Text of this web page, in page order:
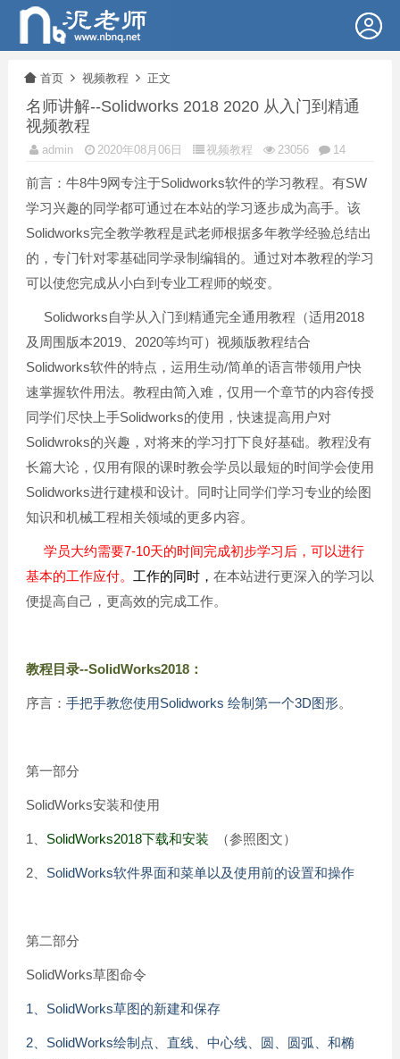
首页 视频教程 正文
名师讲解--Solidworks 2018 2020 从入门到精通
视频教程
admin 2020年08月06日 视频教程 23056 14
前言：牛8牛9网专注于Solidworks软件的学习教程。有SW
学习兴趣的同学都可通过在本站的学习逐步成为高手。该
Solidworks完全教学教程是武老师根据多年教学经验总结出
的，专门针对零基础同学录制编辑的。通过对本教程的学习
可以使您完成从小白到专业工程师的蜕变。
Solidworks自学从入门到精通完全通用教程（适用2018
及周围版本2019、2020等均可）视频版教程结合
Solidworks软件的特点，运用生动/简单的语言带领用户快
速掌握软件用法。教程由简入难，仅用一个章节的内容传授
同学们尽快上手Solidworks的使用，快速提高用户对
Solidwroks的兴趣，对将来的学习打下良好基础。教程没有
长篇大论，仅用有限的课时教会学员以最短的时间学会使用
Solidworks进行建模和设计。同时让同学们学习专业的绘图
知识和机械工程相关领域的更多内容。
学员大约需要7-10天的时间完成初步学习后，可以进行
基本的工作应付。 工作的同时， 在本站进行更深入的学习以
便提高自己，更高效的完成工作。
教程目录--SolidWorks2018：
序言： 手把手教您使用Solidworks 绘制第一个3D图形。
第一部分
SolidWorks安装和使用
1、 SolidWorks2018下载和安装 （参照图文）
2、 SolidWorks软件界面和菜单以及使用前的设置和操作
第二部分
SolidWorks草图命令
1、SolidWorks草图的新建和保存
2、SolidWorks绘制点、直线、中心线、圆、圆弧、和椭